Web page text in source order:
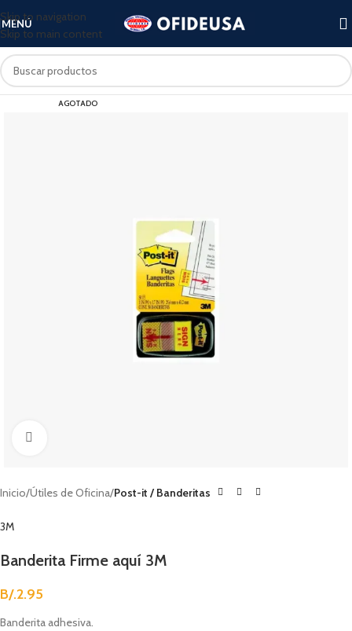
Skip to navigation
Skip to main content
MENÚ
AGOTADO
Inicio Útiles de Oficina Post-it / Banderitas
3M
Banderita Firme aquí 3M
B/.2.95
Banderita adhesiva.